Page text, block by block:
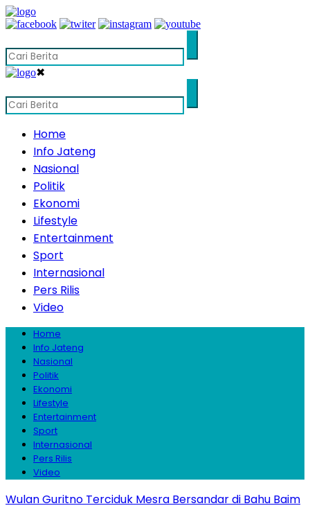
✖
Home
Info Jateng
Nasional
Politik
Ekonomi
Lifestyle
Entertainment
Sport
Internasional
Pers Rilis
Video
Home
Info Jateng
Nasional
Politik
Ekonomi
Lifestyle
Entertainment
Sport
Internasional
Pers Rilis
Video
Wulan Guritno Terciduk Mesra Bersandar di Bahu Baim